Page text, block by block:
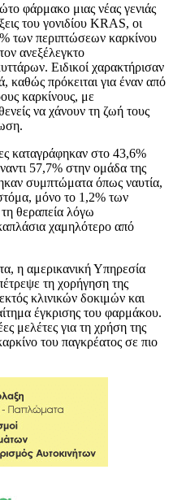
φάρμακο μιας νέας γενιάς
του γονιδίου KRAS, οι
των περιπτώσεων καρκίνου
ανεξέλεγκτο
Ειδικοί χαρακτήρισαν
καθώς πρόκειται για έναν από
καρκίνους, με
να χάνουν τη ζωή τους
καταγράφηκαν στο 43,6%
57,7% στην ομάδα της
συμπτώματα όπως ναυτία,
μόνο το 1,2% των
θεραπεία λόγω
χαμηλότερο από
η αμερικανική Υπηρεσία
τη χορήγηση της
κλινικών δοκιμών και
έγκρισης του φαρμάκου.
μελέτες για τη χρήση της
του παγκρέατος σε πιο